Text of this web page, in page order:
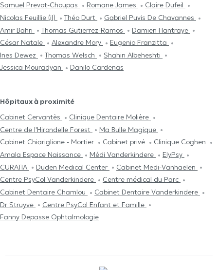
Samuel Prevot-Choupas
Romane James
Claire Dufeil
Nicolas Feuillie (il)
Théo Durt
Gabriel Puvis De Chavannes
Amir Bahri
Thomas Gutierrez-Ramos
Damien Hantraye
César Natale
Alexandre Mory
Eugenio Franzitta
Ines Dewez
Thomas Welsch
Shahin Albeheshti
Jessica Mouradyan
Danilo Cardenas
Hôpitaux à proximité
Cabinet Cervantès
Clinique Dentaire Molière
Centre de l'Hirondelle Forest
Ma Bulle Magique
Cabinet Chiariglione - Mortier
Cabinet privé
Clinique Coghen
Amala Espace Naissance
Médi Vanderkindere
ElyPsy
CURATIA
Duden Medical Center
Cabinet Medi-Vanhaelen
Centre PsyCol Vanderkindere
Centre médical du Parc
Cabinet Dentaire Chamlou
Cabinet Dentaire Vanderkindere
Dr Struyve
Centre PsyCol Enfant et Famille
Fanny Depasse Ophtalmologie